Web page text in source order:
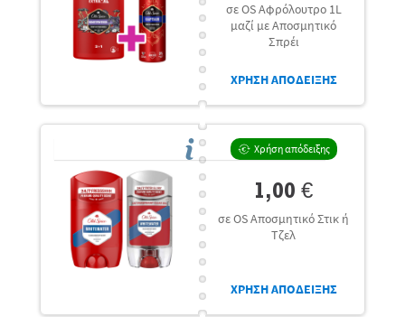
σε OS Αφρόλουτρο 1L
μαζί με Αποσμητικό
Σπρέι
ΧΡΗΣΗ ΑΠΟΔΕΙΞΗΣ
Χρήση απόδειξης
1,00 €
σε OS Αποσμητικό Στικ ή
Τζελ
ΧΡΗΣΗ ΑΠΟΔΕΙΞΗΣ